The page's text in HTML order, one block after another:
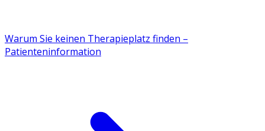
Warum Sie keinen Therapieplatz finden –
Patienteninformation